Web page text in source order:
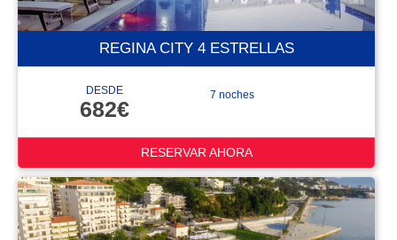
REGINA CITY 4 ESTRELLAS
DESDE
682€
7 noches
RESERVAR AHORA